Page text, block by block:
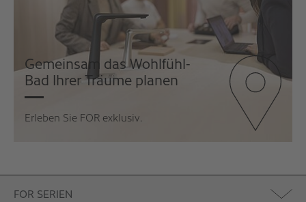
Gemeinsam das Wohlfühl-
Bad Ihrer Träume planen
Erleben Sie FOR exklusiv
FOR SERIEN